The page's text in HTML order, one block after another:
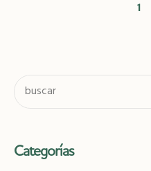
1
Categorías